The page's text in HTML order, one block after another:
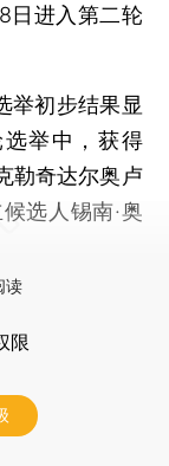
日进入第二轮
初步结果显
举中，获得
勒奇达尔奥卢
选人锡南·奥
读
限